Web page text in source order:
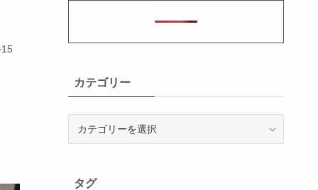
カテゴリー
ータグ